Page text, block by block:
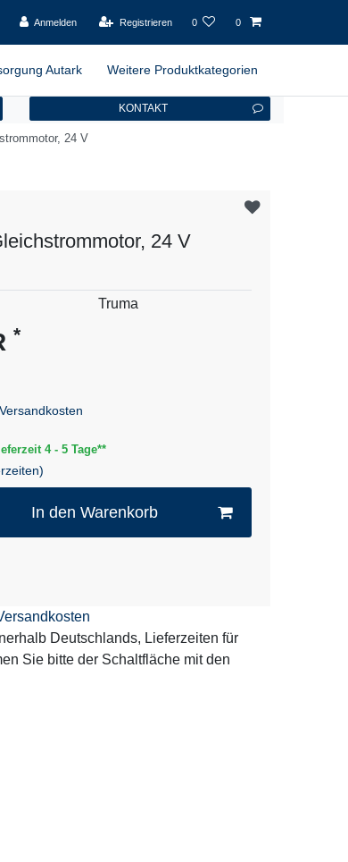
Anmelden Registrieren 0 0
Autark Weitere Produktkategorien
KONTAKT
24 V
24 V
Truma
*
Versandkosten
4 - 5 Tage**
In den Warenkorb
Deutschlands, Lieferzeiten für
Sie bitte der Schaltfläche mit den